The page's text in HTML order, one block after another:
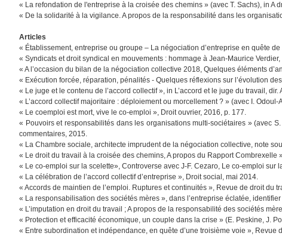
« La refondation de l'entreprise à la croisée des chemins » (avec T. Sachs), in
« De la solidarité à la vigilance. A propos de la responsabilité dans les
Articles
« Établissement, entreprise ou groupe – La négociation d’entreprise en quête
« Syndicats et droit syndical en mouvements : hommage à Jean-Maurice
« A l’occasion du bilan de la négociation collective 2018, Quelques éléments
« Exécution forcée, réparation, pénalités - Quelques réflexions sur l’évolution
« Le juge et le contenu de l’accord collectif », in L’accord et le juge du travail,
« L’accord collectif majoritaire : déploiement ou morcellement ? » (avec I.
« Le coemploi est mort, vive le co-emploi », Droit ouvrier, 2016, p. 177.
« Pouvoirs et responsabilités dans les organisations multi-sociétaires » (avec
commentaires, 2015.
« La Chambre sociale, architecte imprudent de la négociation collective, note
« Le droit du travail à la croisée des chemins, A propos du Rapport Combrexelle
« Le co-emploi sur la scelette», Controverse avec J-F. Cezaro, Le co-emploi sur
« La célébration de l’accord collectif d’entreprise », Droit social, mai 2014.
« Accords de maintien de l’emploi. Ruptures et continuités », Revue de droit du
« La responsabilisation des sociétés mères », dans l’entreprise éclatée,
« L’imputation en droit du travail ; A propos de la responsabilité des sociétés
« Protection et efficacité économique, un couple dans la crise » (E. Peskine, J.
« Entre subordination et indépendance, en quête d’une troisième voie », Revue